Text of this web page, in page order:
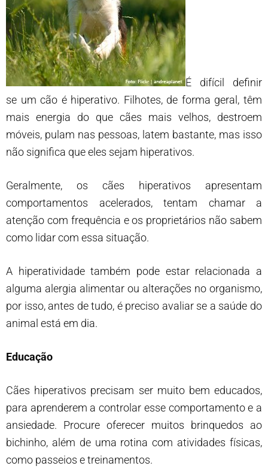
É difícil definir
se um cão é hiperativo. Filhotes, de forma geral, têm
mais energia do que cães mais velhos, destroem
móveis, pulam nas pessoas, latem bastante, mas isso
não significa que eles sejam hiperativos.
Geralmente, os cães hiperativos apresentam
comportamentos acelerados, tentam chamar a
atenção com frequência e os proprietários não sabem
como lidar com essa situação.
A hiperatividade também pode estar relacionada a
alguma alergia alimentar ou alterações no organismo,
por isso, antes de tudo, é preciso avaliar se a saúde do
animal está em dia.
Educação
Cães hiperativos precisam ser muito bem educados,
para aprenderem a controlar esse comportamento e a
ansiedade. Procure oferecer muitos brinquedos ao
bichinho, além de uma rotina com atividades físicas,
como passeios e treinamentos.